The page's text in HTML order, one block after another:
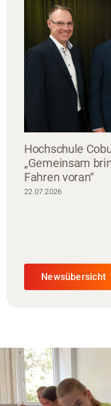
Hochschule
„Gemeinsam
Fahren voran“
22.07.2026
Newsübersicht